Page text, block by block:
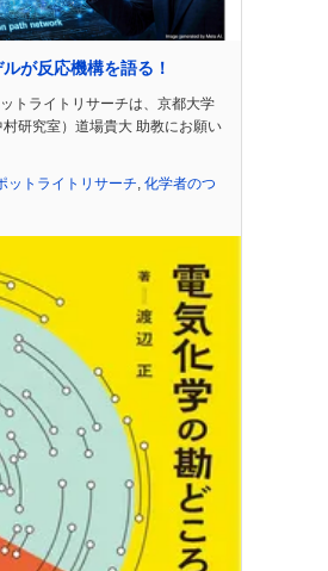
が反応機構を語る！
トライトリサーチは、京都大学
研究室）道場貴大 助教にお願い
ットライトリサーチ 化学者のつ